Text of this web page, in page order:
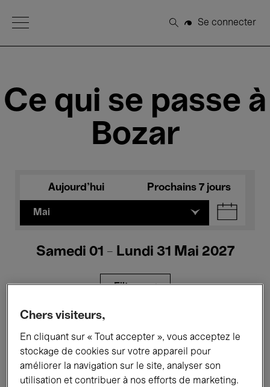
Open Menu
Rechercher
Se connecter
Ce qui se passe à
Bozar
Aujourd'hui Prochains 7 jours
Mai
Samedi 01 - Lundi 31 Mai 2027
Filtres
Expositions Films Performances
Rencontres & Débats Jazz
Chers visiteurs,
En cliquant sur « Tout accepter », vous acceptez le
stockage de cookies sur votre appareil pour
améliorer la navigation sur le site, analyser son
utilisation et contribuer à nos efforts de marketing.